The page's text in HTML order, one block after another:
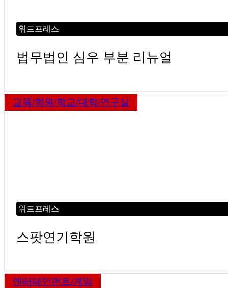
워드프레스
법무법인 심우 부분 리뉴얼
교육/학원/학교/대학/연구실
워드프레스
스팟연기학원
엔터테인먼트/게임